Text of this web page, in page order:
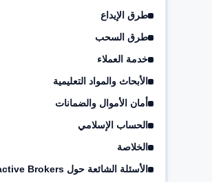
طرق الإيداع
طرق السحب
خدمة العملاء
الأبحاث والمواد التعليمية
أمان الأموال والضمانات
الحساب الإسلامي
الخلاصة
الأسئلة الشائعة حول Interactive Brokers